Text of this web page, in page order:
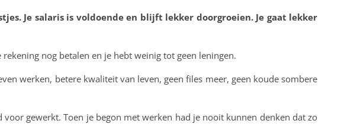
Je salaris is voldoende en blijft lekker doorgroeien. Je gaat lekker
nog betalen en je hebt weinig tot geen leningen.
werken, betere kwaliteit van leven, geen files meer, geen koude sombere
gewerkt. Toen je begon met werken had je nooit kunnen denken dat zo